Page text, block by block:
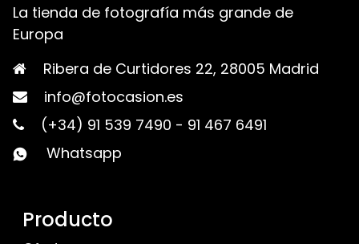
La tienda de fotografía más grande de
Europa
Ribera de Curtidores 22, 28005 Madrid
info@fotocasion.es
(+34) 91 539 7490 - 91 467 6491
Whatsapp
Producto